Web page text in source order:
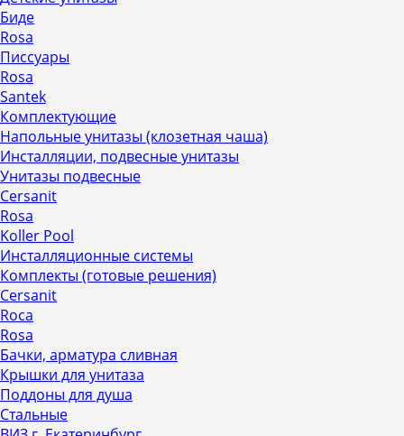
Биде
Rosa
Писсуары
Rosa
Santek
Комплектующие
Напольные унитазы (клозетная чаша)
Инсталляции, подвесные унитазы
Унитазы подвесные
Cersanit
Rosa
Koller Pool
Инсталляционные системы
Комплекты (готовые решения)
Cersanit
Roca
Rosa
Бачки, арматура сливная
Крышки для унитаза
Поддоны для душа
Стальные